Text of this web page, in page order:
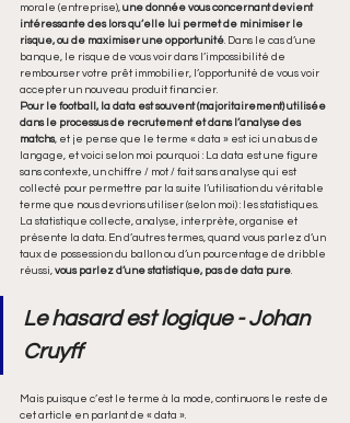
morale (entreprise), une donnée vous concernant devient
intéressante des lors qu’elle lui permet de minimiser le
risque, ou de maximiser une opportunité. Dans le cas d’une
banque, le risque de vous voir dans l’impossibilité de
rembourser votre prêt immobilier, l’opportunité de vous voir
accepter un nouveau produit financier.
Pour le football, la data est souvent (majoritairement) utilisée
dans le processus de recrutement et dans l’analyse des
matchs, et je pense que le terme « data » est ici un abus de
langage, et voici selon moi pourquoi : La data est une figure
sans contexte, un chiffre / mot / fait sans analyse qui est
collecté pour permettre par la suite l’utilisation du véritable
terme que nous devrions utiliser (selon moi) : les statistiques.
La statistique collecte, analyse, interprète, organise et
présente la data. En d’autres termes, quand vous parlez d’un
taux de possession du ballon ou d’un pourcentage de dribble
réussi, vous parlez d’une statistique, pas de data pure.
Le hasard est logique - Johan
Cruyff
Mais puisque c’est le terme à la mode, continuons le reste de
cet article en parlant de « data ».